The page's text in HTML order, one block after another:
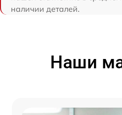
наличии деталей.
Наши